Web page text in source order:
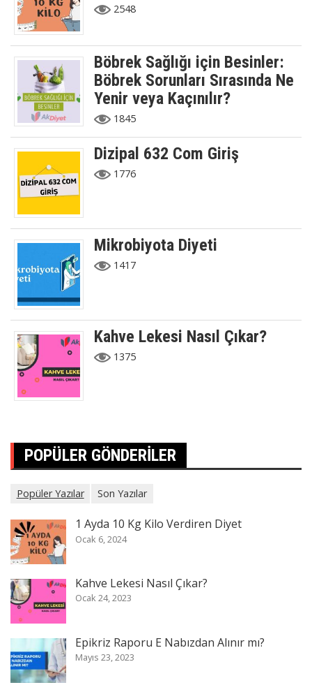
2548
Böbrek Sağlığı için Besinler:
Böbrek Sorunları Sırasında Ne
Yenir veya Kaçınılır?
1845
Dizipal 632 Com Giriş
1776
Mikrobiyota Diyeti
1417
Kahve Lekesi Nasıl Çıkar?
1375
POPÜLER GÖNDERILER
Popüler Yazılar Son Yazılar
1 Ayda 10 Kg Kilo Verdiren Diyet
Ocak 6, 2024
Kahve Lekesi Nasıl Çıkar?
Ocak 24, 2023
Epikriz Raporu E Nabızdan Alınır mı?
Mayıs 23, 2023